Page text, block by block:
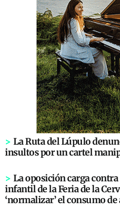
> La Ruta del Lúpulo
insultos por un cartel
> La oposición carga
infantil de la Feria de la
‘normalizar’ el consumo